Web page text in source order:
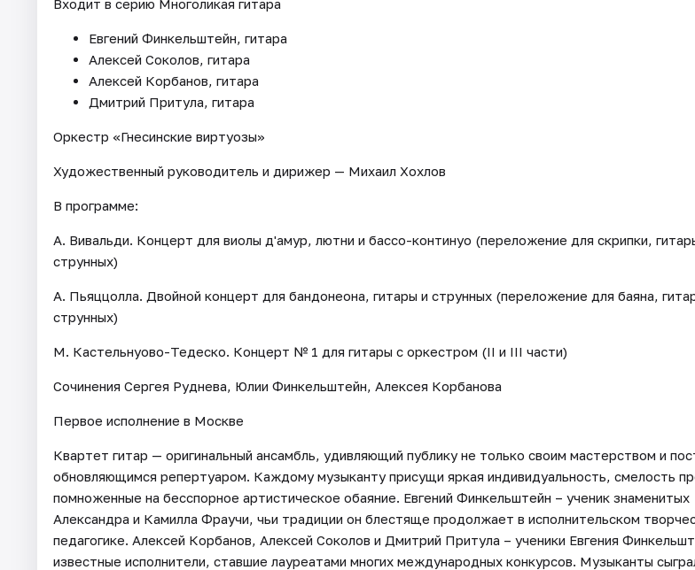
Входит в серию Многоликая гитара
Евгений Финкельштейн, гитара
Алексей Соколов, гитара
Алексей Корбанов, гитара
Дмитрий Притула, гитара
Оркестр «Гнесинские виртуозы»
Художественный руководитель и дирижер — Михаил Хохлов
В программе:
А. Вивальди. Концерт для виолы д'амур, лютни и бассо-континуо (переложение для скрипки,
струнных)
А. Пьяццолла. Двойной концерт для бандонеона, гитары и струнных (переложение для баяна,
струнных)
М. Кастельнуово-Тедеско. Концерт № 1 для гитары с оркестром (II и III части)
Сочинения Сергея Руднева, Юлии Финкельштейн, Алексея Корбанова
Первое исполнение в Москве
Квартет гитар — оригинальный ансамбль, удивляющий публику не только своим мастерством и
обновляющимся репертуаром. Каждому музыканту присущи яркая индивидуальность, смелость
помноженные на бесспорное артистическое обаяние. Евгений Финкельштейн – ученик знаменитых
Александра и Камилла Фраучи, чьи традиции он блестяще продолжает в исполнительском
педагогике. Алексей Корбанов, Алексей Соколов и Дмитрий Притула – ученики Евгения
известные исполнители, ставшие лауреатами многих международных конкурсов. Музыканты